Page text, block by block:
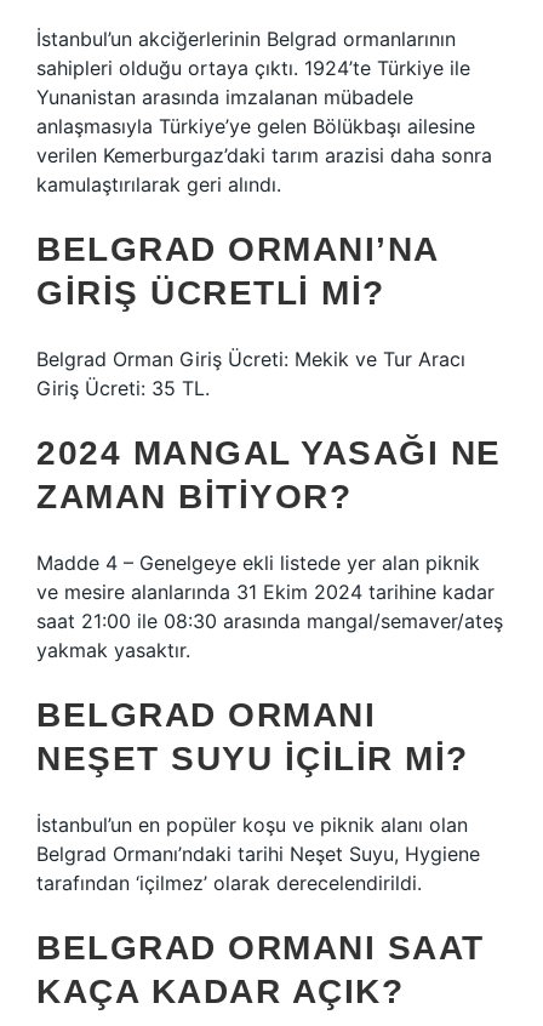
İstanbul’un akciğerlerinin Belgrad ormanlarının
sahipleri olduğu ortaya çıktı. 1924’te Türkiye ile
Yunanistan arasında imzalanan mübadele
anlaşmasıyla Türkiye’ye gelen Bölükbaşı ailesine
verilen Kemerburgaz’daki tarım arazisi daha sonra
kamulaştırılarak geri alındı.
BELGRAD ORMANI’NA
GIRIŞ ÜCRETLI MI?
Belgrad Orman Giriş Ücreti: Mekik ve Tur Aracı
Giriş Ücreti: 35 TL.
2024 MANGAL YASAĞI NE
ZAMAN BITIYOR?
Madde 4 – Genelgeye ekli listede yer alan piknik
ve mesire alanlarında 31 Ekim 2024 tarihine kadar
saat 21:00 ile 08:30 arasında mangal/semaver/ateş
yakmak yasaktır.
BELGRAD ORMANI
NEŞET SUYU IÇILIR MI?
İstanbul’un en popüler koşu ve piknik alanı olan
Belgrad Ormanı’ndaki tarihi Neşet Suyu, Hygiene
tarafından ‘içilmez’ olarak derecelendirildi.
BELGRAD ORMANI SAAT
KAÇA KADAR AÇIK?